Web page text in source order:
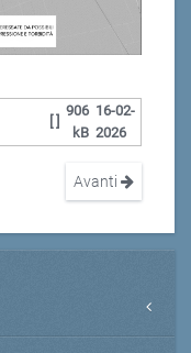
906
kB
16-02-
2026
Avanti